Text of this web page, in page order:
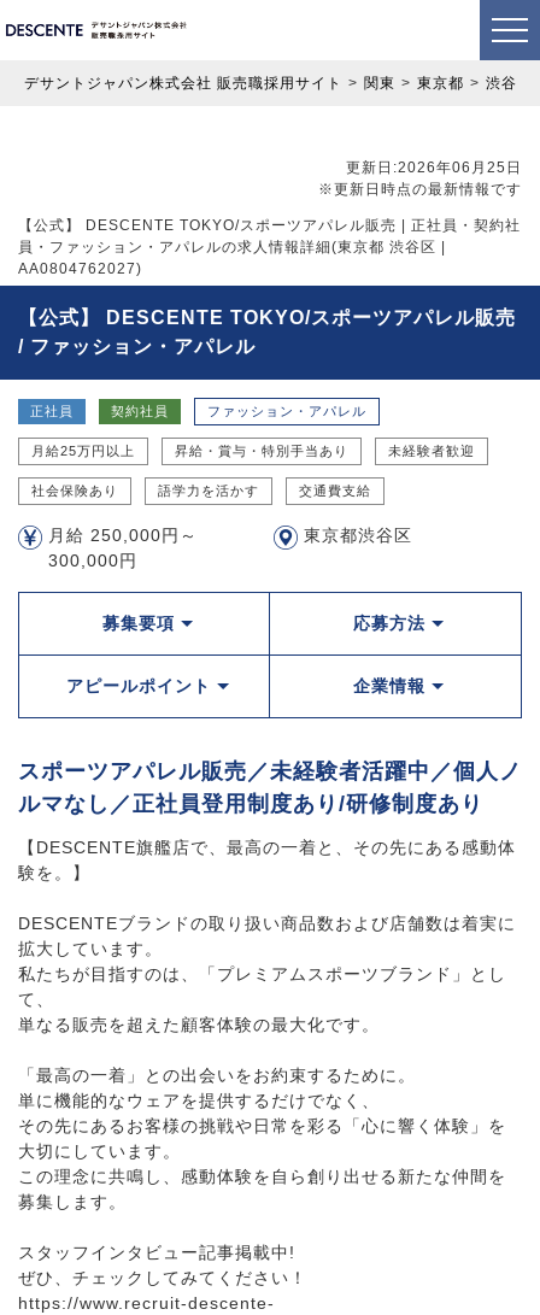
デサントジャパン株式会社 販売職採用サイト 関東 東京都 渋谷区
更新日:2026年06月25日
※更新日時点の最新情報です
【公式】 DESCENTE TOKYO/スポーツアパレル販売 | 正社員・契約社
員・ファッション・アパレルの求人情報詳細(東京都 渋谷区 |
AA0804762027)
【公式】 DESCENTE TOKYO/スポーツアパレル販売
/ ファッション・アパレル
正社員 契約社員 ファッション・アパレル
月給25万円以上 昇給・賞与・特別手当あり 未経験者歓迎
社会保険あり 語学力を活かす 交通費支給
月給 250,000円～
300,000円
東京都渋谷区
募集要項 応募方法
アピールポイント 企業情報
スポーツアパレル販売／未経験者活躍中／個人ノ
ルマなし／正社員登用制度あり/研修制度あり
【DESCENTE旗艦店で、最高の一着と、その先にある感動体
験を。】
DESCENTEブランドの取り扱い商品数および店舗数は着実に
拡大しています。
私たちが目指すのは、「プレミアムスポーツブランド」とし
て、
単なる販売を超えた顧客体験の最大化です。
「最高の一着」との出会いをお約束するために。
単に機能的なウェアを提供するだけでなく、
その先にあるお客様の挑戦や日常を彩る「心に響く体験」を
大切にしています。
この理念に共鳴し、感動体験を自ら創り出せる新たな仲間を
募集します。
スタッフインタビュー記事掲載中!
ぜひ、チェックしてみてください！
https://www.recruit-descente-